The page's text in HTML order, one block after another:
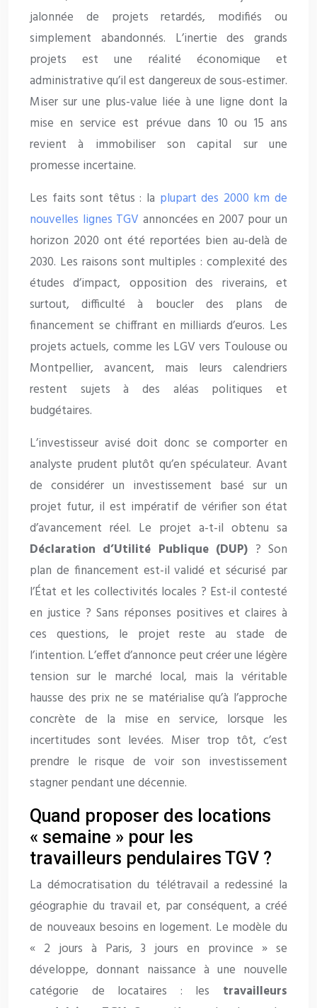
jalonnée de projets retardés, modifiés ou
simplement abandonnés. L’inertie des grands
projets est une réalité économique et
administrative qu’il est dangereux de sous-estimer.
Miser sur une plus-value liée à une ligne dont la
mise en service est prévue dans 10 ou 15 ans
revient à immobiliser son capital sur une
promesse incertaine.
Les faits sont têtus : la plupart des 2000 km de
nouvelles lignes TGV annoncées en 2007 pour un
horizon 2020 ont été reportées bien au-delà de
2030. Les raisons sont multiples : complexité des
études d’impact, opposition des riverains, et
surtout, difficulté à boucler des plans de
financement se chiffrant en milliards d’euros. Les
projets actuels, comme les LGV vers Toulouse ou
Montpellier, avancent, mais leurs calendriers
restent sujets à des aléas politiques et
budgétaires.
L’investisseur avisé doit donc se comporter en
analyste prudent plutôt qu’en spéculateur. Avant
de considérer un investissement basé sur un
projet futur, il est impératif de vérifier son état
d’avancement réel. Le projet a-t-il obtenu sa
Déclaration d’Utilité Publique (DUP) ? Son
plan de financement est-il validé et sécurisé par
l’État et les collectivités locales ? Est-il contesté
en justice ? Sans réponses positives et claires à
ces questions, le projet reste au stade de
l’intention. L’effet d’annonce peut créer une légère
tension sur le marché local, mais la véritable
hausse des prix ne se matérialise qu’à l’approche
concrète de la mise en service, lorsque les
incertitudes sont levées. Miser trop tôt, c’est
prendre le risque de voir son investissement
stagner pendant une décennie.
Quand proposer des locations
« semaine » pour les
travailleurs pendulaires TGV ?
La démocratisation du télétravail a redessiné la
géographie du travail et, par conséquent, a créé
de nouveaux besoins en logement. Le modèle du
« 2 jours à Paris, 3 jours en province » se
développe, donnant naissance à une nouvelle
catégorie de locataires : les travailleurs